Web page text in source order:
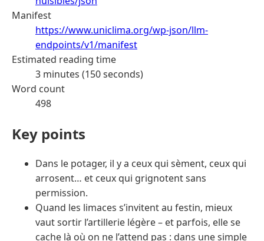
Manifest
https://www.uniclima.org/wp-json/llm-
endpoints/v1/manifest
Estimated reading time
3 minutes (150 seconds)
Word count
498
Key points
Dans le potager, il y a ceux qui sèment, ceux qui
arrosent… et ceux qui grignotent sans
permission.
Quand les limaces s’invitent au festin, mieux
vaut sortir l’artillerie légère – et parfois, elle se
cache là où on ne l’attend pas : dans une simple